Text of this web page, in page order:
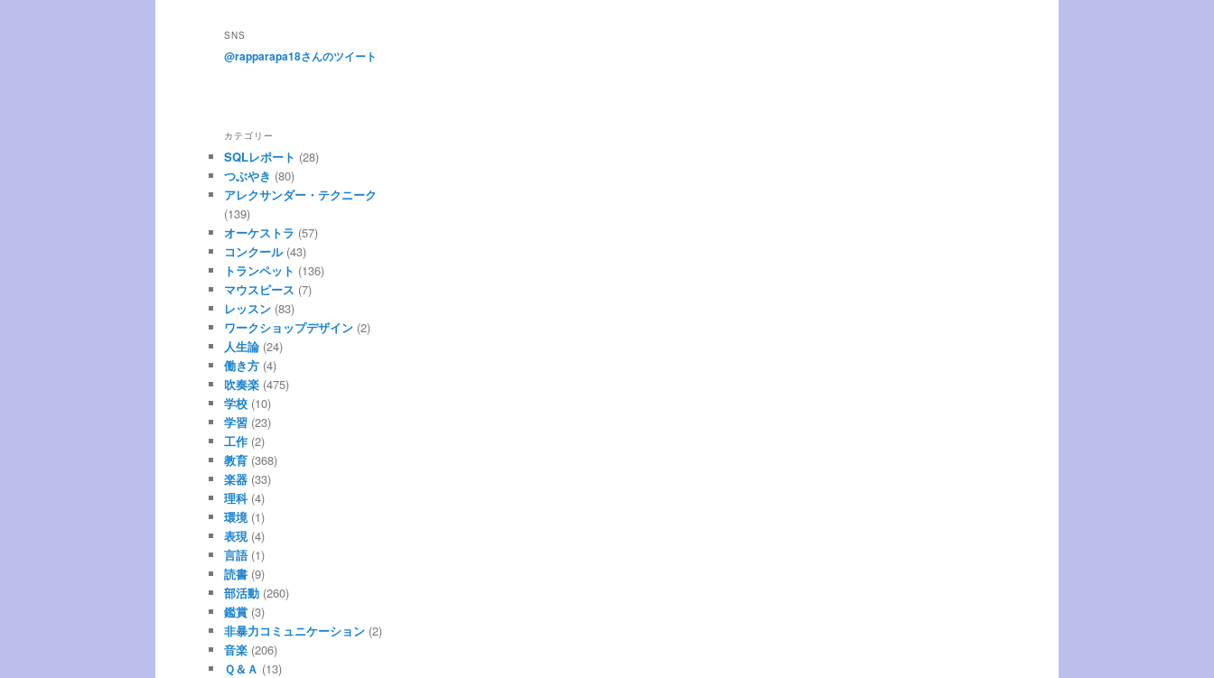
SNS
@rapparapa18さんのツイート
カテゴリー
SQLレポート (28)
つぶやき (80)
アレクサンダー・テクニーク
(139)
オーケストラ (57)
コンクール(43)
トランペット (136)
マウスピース (7)
レッスン (83)
ワークショップデザイン (2)
人生論 (24)
働き方 (4)
吹奏楽 (475)
学校 (10)
学習 (23)
工作 (2)
教育 (368)
楽器 (33)
理科(4)
環境 (1)
表現 (4)
言語(1)
読書 (9)
部活動 (260)
鑑賞 (3)
非暴力コミュニケーション (2)
音楽 (206)
Ｑ＆Ａ (13)